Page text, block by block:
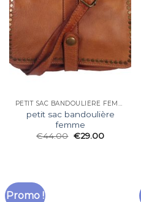
PETIT SAC BANDOULIÈRE FEMME
petit sac bandoulière
femme
€44.00 €29.00
Promo !